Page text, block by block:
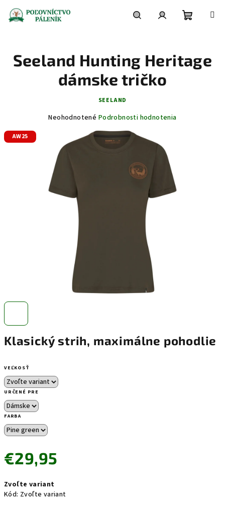
obsah
košík
Klasický strih, maximálne pohodlie
VEĽKOSŤ
URČENÉ PRE
FARBA
€29,95
cena:
Zvoľte variant
Kód: Zvoľte variant
Seeland Hunting Heritage
dámske tričko
SEELAND
Priemerné
produktu
0,0
5
hviezdičiek.
Neohodnotené Podrobnosti hodnotenia
AW25